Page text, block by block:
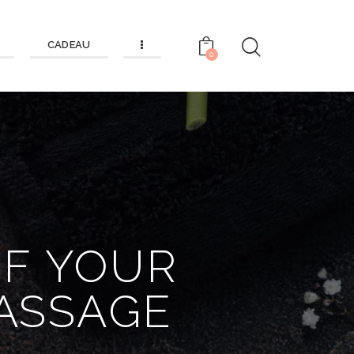
CADEAU
0
YOUR